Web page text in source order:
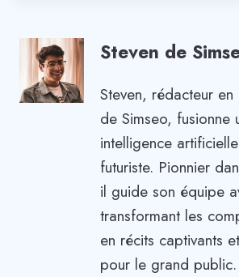
Steven de
Steven, rédacteur
de Simseo, fusionne
intelligence
futuriste. Pionnier
il guide son équipe
transformant les
en récits captivants
pour le grand public.